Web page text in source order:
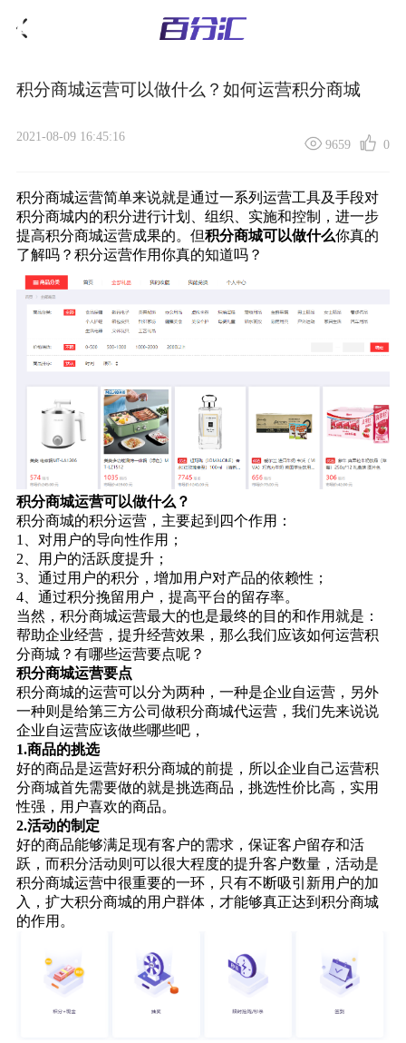
积分商城运营可以做什么？如何运营积分商城
2021-08-09 16:45:16
9659 0
积分商城运营简单来说就是通过一系列运营工具及手段对
积分商城内的积分进行计划、组织、实施和控制，进一步
提高积分商城运营成果的。但积分商城可以做什么你真的
了解吗？积分运营作用你真的知道吗？
积分商城运营可以做什么？
积分商城的积分运营，主要起到四个作用：
1、对用户的导向性作用；
2、用户的活跃度提升；
3、通过用户的积分，增加用户对产品的依赖性；
4、通过积分挽留用户，提高平台的留存率。
当然，积分商城运营最大的也是最终的目的和作用就是：
帮助企业经营，提升经营效果，那么我们应该如何运营积
分商城？有哪些运营要点呢？
积分商城运营要点
积分商城的运营可以分为两种，一种是企业自运营，另外
一种则是给第三方公司做积分商城代运营，我们先来说说
企业自运营应该做些哪些吧，
1.商品的挑选
好的商品是运营好积分商城的前提，所以企业自己运营积
分商城首先需要做的就是挑选商品，挑选性价比高，实用
性强，用户喜欢的商品。
2.活动的制定
好的商品能够满足现有客户的需求，保证客户留存和活
跃，而积分活动则可以很大程度的提升客户数量，活动是
积分商城运营中很重要的一环，只有不断吸引新用户的加
入，扩大积分商城的用户群体，才能够真正达到积分商城
的作用。